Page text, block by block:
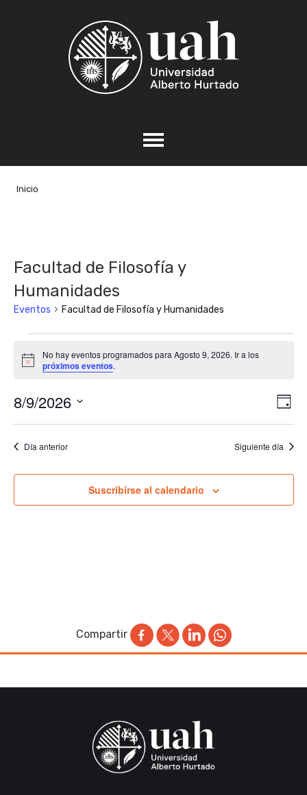
Inicio
Facultad de Filosofía y
Humanidades
Eventos Facultad de Filosofía y Humanidades
en
Agosto
9,
2026
Aviso
No hay eventos programados para Agosto 9, 2026. Ir a los
próximos eventos.
de
de
Día
8/9/2026
Día anterior Siguiente día
Suscribirse al calendario
Compartir